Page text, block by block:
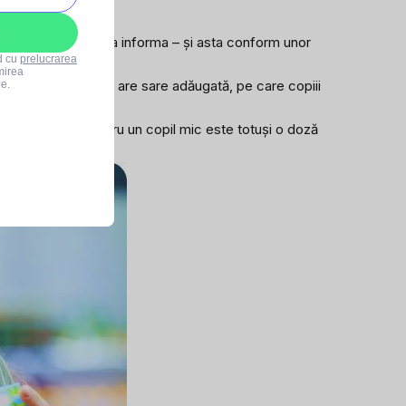
are rolul de a informa – și asta conform unor
zahăr și altul are sare adăugată, pe care copiii
din fruct, pentru un copil mic este totuși o doză
cu prelucrarea